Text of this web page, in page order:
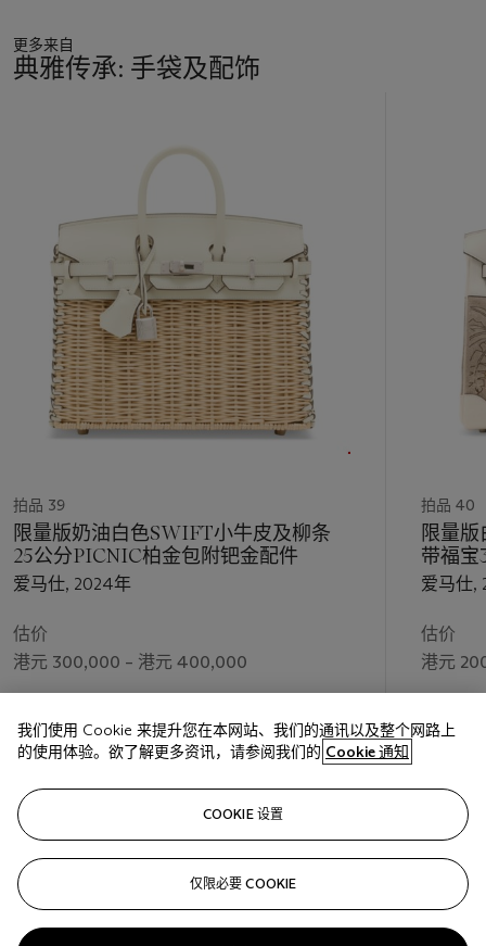
更多来自
典雅传承: 手袋及配饰
拍品 39
限量版奶油白色SWIFT小牛皮及柳条
25公分PICNIC柏金包附钯金配件
爱马仕, 2024年
估价
港元 300,000 – 港元 400,000
港元 571,500
拍品 40
限量
带福宝
爱马仕,
估价
港元
港元
下
我们使用 Cookie 来提升您在本网站、我们的通讯以及整个网路上
的使用体验。欲了解更多资讯，请参阅我们的 Cookie 通知
COOKIE 设置
仅限必要 COOKIE